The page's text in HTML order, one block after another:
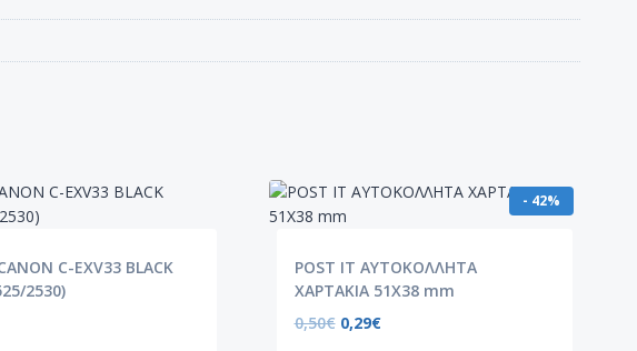
C-EXV33 BLACK
2530)
- 42%
POST IT ΑΥΤΟΚΟΛΛΗΤΑ
ΧΑΡΤΑΚΙΑ 51X38 mm
0,50€ 0,29€